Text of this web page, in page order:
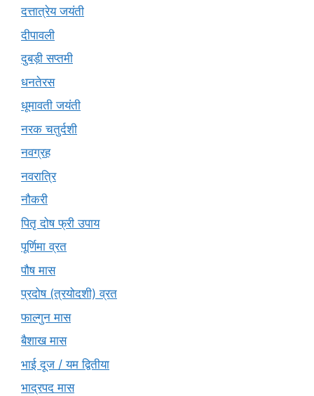
दत्तात्रेय जयंती
दीपावली
दुबड़ी सप्तमी
धनतेरस
धूमावती जयंती
नरक चतुर्दशी
नवग्रह
नवरात्रि
नौकरी
पितृ दोष फ्री उपाय
पूर्णिमा व्रत
पौष मास
प्रदोष (त्रयोदशी) व्रत
फाल्गुन मास
बैशाख मास
भाई दूज / यम द्वितीया
भाद्रपद मास